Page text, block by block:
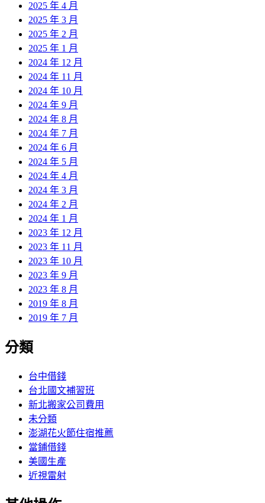
2025 年 4 月
2025 年 3 月
2025 年 2 月
2025 年 1 月
2024 年 12 月
2024 年 11 月
2024 年 10 月
2024 年 9 月
2024 年 8 月
2024 年 7 月
2024 年 6 月
2024 年 5 月
2024 年 4 月
2024 年 3 月
2024 年 2 月
2024 年 1 月
2023 年 12 月
2023 年 11 月
2023 年 10 月
2023 年 9 月
2023 年 8 月
2019 年 8 月
2019 年 7 月
分類
台中借錢
台北國文補習班
新北搬家公司費用
未分類
澎湖花火節住宿推薦
當鋪借錢
美國生產
近視雷射